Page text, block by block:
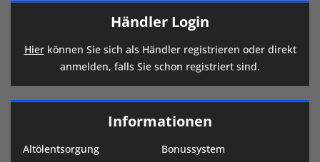
Händler Login
Hierkönnen Sie sich als Händler registrieren oder direkt
anmelden, falls Sie schon registriert sind.
Informationen
Altölentsorgung
Bonussystem